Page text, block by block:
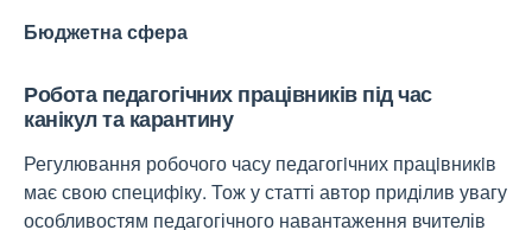
Бюджетна сфера
Робота педагогічних працівників під час
канікул та карантину
Регулювання робочого часу педагогiчних працiвникiв
має свою специфiку. Тож у статті автор приділив увагу
особливостям педагогічного навантаження вчителів